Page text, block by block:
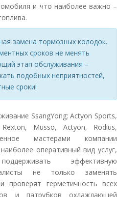
и что наиболее важно –
замена тормозных колодок.
сроков не менять
этап обслуживания –
подобных неприятностей,
сроки!
SsangYong: Actyon Sports,
Musso, Actyon, Rodius,
мастерами компании
оперативный вид услуг,
эффективную
не только заменять
проверят герметичность всех
и патрубков охлаждающей